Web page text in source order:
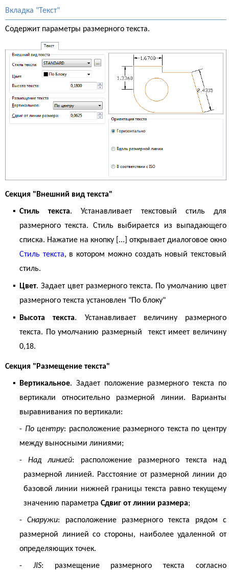
Вкладка "Текст"
Содержит параметры размерного текста.
Секция "Внешний вид текста"
▪ Стиль текста. Устанавливает текстовый стиль для
размерного текста. Стиль выбирается из выпадающего
списка. Нажатие на кнопку [...] открывает диалоговое окно
Стиль текста, в котором можно создать новый текстовый
стиль.
▪ Цвет. Задает цвет размерного текста. По умолчанию цвет
размерного текста установлен "По блоку"
▪ Высота текста. Устанавливает величину размерного
текста. По умолчанию размерный текст имеет величину
0,18.
Секция "Размещение текста"
▪ Вертикальное. Задает положение размерного текста по
вертикали относительно размерной линии. Варианты
выравнивания по вертикали:
- По центру: расположение размерного текста по центру
между выносными линиями;
-Над линией: расположение размерного текста над
размерной линией. Расстояние от размерной линии до
базовой линии нижней границы текста равно текущему
значению параметра Сдвиг от линии размера;
-Снаружи: расположение размерного текста рядом с
размерной линией со стороны, наиболее удаленной от
определяющих точек.
- JIS: размещение размерного текста согласно